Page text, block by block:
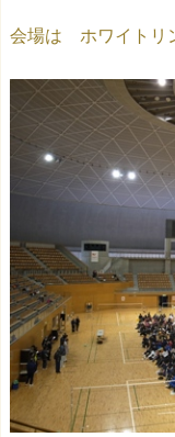
会場は ホワイトリ